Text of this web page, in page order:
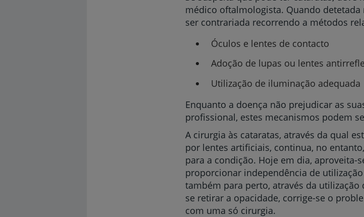
Plano +CUF
My CUF
Clientes e
CUF Academic
Para profissionais
Sobre nós
Contacte-nos
médico oftalmologista. Quando
ser contrariada recorrendo a métodos
Óculos e lentes de contacto
Adoção de lupas ou lentes
Utilização de iluminação adequada
Enquanto a doença não prejudicar as
profissional, estes mecanismos podem
A cirurgia às cataratas, através da qual
por lentes artificiais, continua, no
para a condição. Hoje em dia, aproveita-
proporcionar independência de
também para perto, através da utilização
se retirar a opacidade, corrige-se o
com uma só cirurgia.